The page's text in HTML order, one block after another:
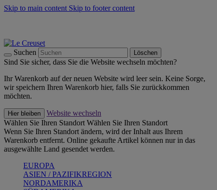
Skip to main content Skip to footer content
Suchen Löschen
Sind Sie sicher, dass Sie die Website wechseln möchten?
Ihr Warenkorb auf der neuen Website wird leer sein. Keine Sorge,
wir speichern Ihren Warenkorb hier, falls Sie zurückkommen
möchten.
Hier bleiben
Website wechseln
Wählen Sie Ihren Standort Wählen Sie Ihren Standort
Wenn Sie Ihren Standort ändern, wird der Inhalt aus Ihrem
Warenkorb entfernt. Online gekaufte Artikel können nur in das
ausgewählte Land gesendet werden.
EUROPA
ASIEN / PAZIFIKREGION
NORDAMERIKA